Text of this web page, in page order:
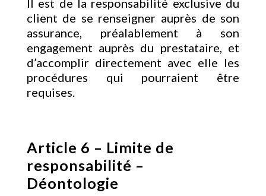
Il est de la responsabilité exclusive du
client de se renseigner auprès de son
assurance, préalablement à son
engagement auprès du prestataire, et
d’accomplir directement avec elle les
procédures qui pourraient être
requises.
Article 6 – Limite de
responsabilité –
Déontologie